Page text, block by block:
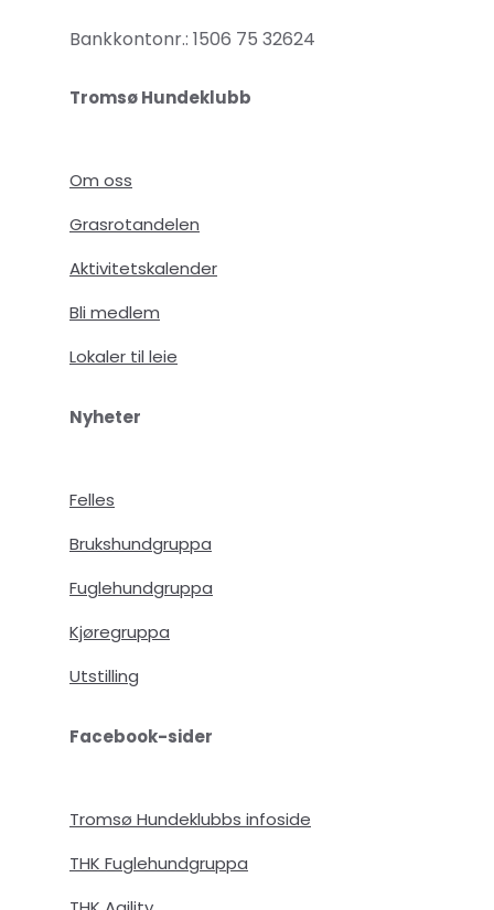
Bankkontonr.: 1506 75 32624
Tromsø Hundeklubb
Om oss
Grasrotandelen
Aktivitetskalender
Bli medlem
Lokaler til leie
Nyheter
Felles
Brukshundgruppa
Fuglehundgruppa
Kjøregruppa
Utstilling
Facebook-sider
Tromsø Hundeklubbs infoside
THK Fuglehundgruppa